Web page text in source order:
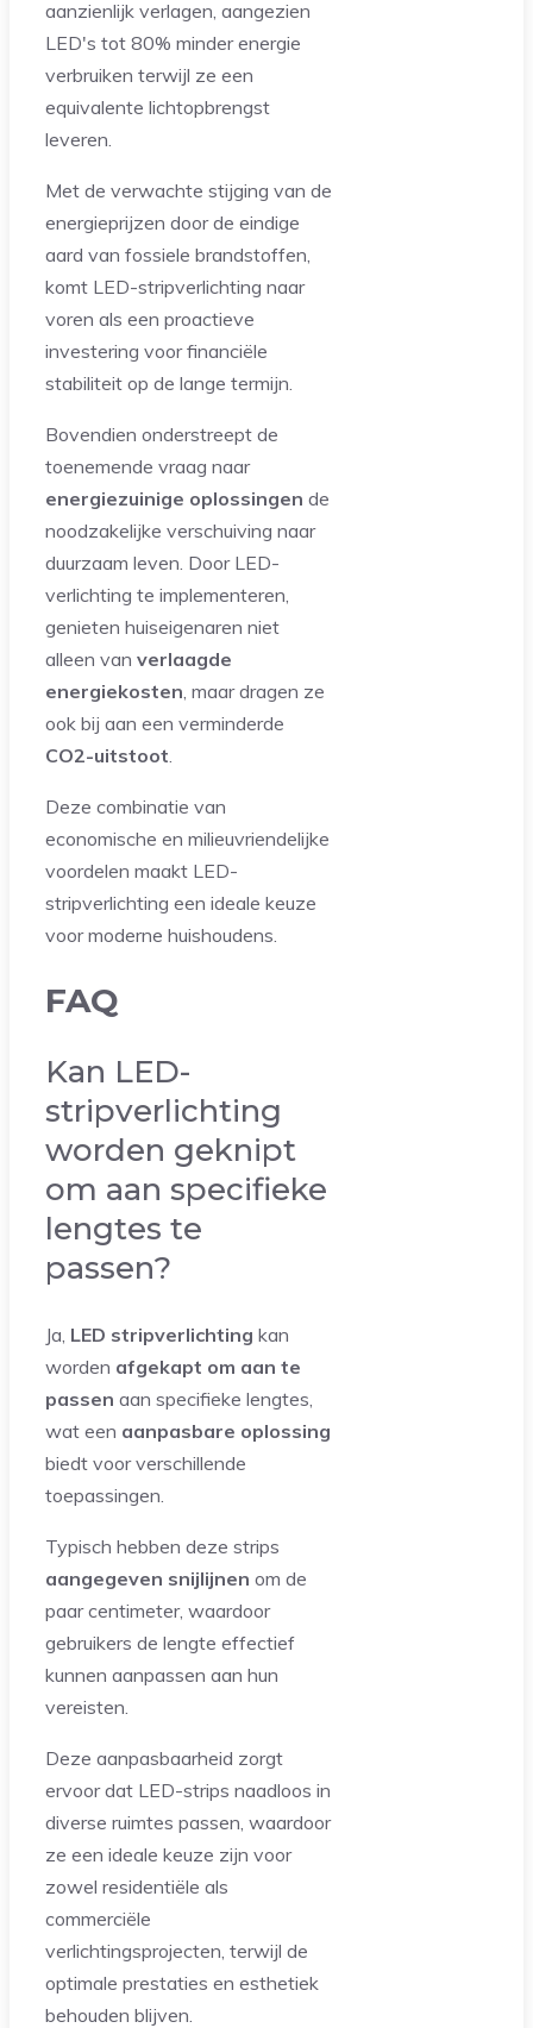
aanzienlijk verlagen, aangezien
LED's tot 80% minder energie
verbruiken terwijl ze een
equivalente lichtopbrengst
leveren.
Met de verwachte stijging van de
energieprijzen door de eindige
aard van fossiele brandstoffen,
komt LED-stripverlichting naar
voren als een proactieve
investering voor financiële
stabiliteit op de lange termijn.
Bovendien onderstreept de
toenemende vraag naar
energiezuinige oplossingen de
noodzakelijke verschuiving naar
duurzaam leven. Door LED-
verlichting te implementeren,
genieten huiseigenaren niet
alleen van verlaagde
energiekosten , maar dragen ze
ook bij aan een verminderde
CO2-uitstoot
Deze combinatie van
economische en milieuvriendelijke
voordelen maakt LED-
stripverlichting een ideale keuze
voor moderne huishoudens.
FAQ
Kan LED-
stripverlichting
worden geknipt
om aan specifieke
lengtes te
passen?
Ja, LED stripverlichting kan
worden afgekapt om aan te
passen aan specifieke lengtes,
wat een aanpasbare oplossing
biedt voor verschillende
toepassingen.
Typisch hebben deze strips
aangegeven snijlijnen om de
paar centimeter, waardoor
gebruikers de lengte effectief
kunnen aanpassen aan hun
vereisten.
Deze aanpasbaarheid zorgt
ervoor dat LED-strips naadloos in
diverse ruimtes passen, waardoor
ze een ideale keuze zijn voor
zowel residentiële als
commerciële
verlichtingsprojecten, terwijl de
optimale prestaties en esthetiek
behouden blijven.